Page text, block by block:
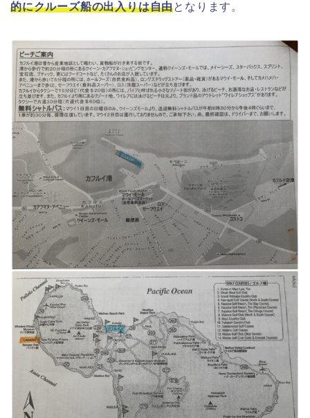
的にクルーズ船の出入りは自由となります。